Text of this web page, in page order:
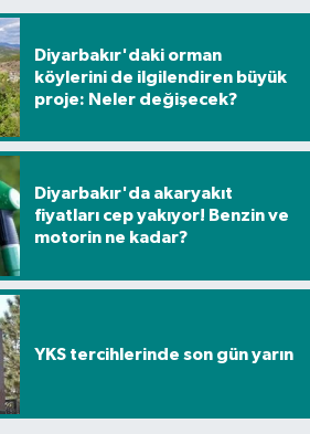
Diyarbakır'daki orman
köylerini de ilgilendiren büyük
proje: Neler değişecek?
Diyarbakır'da akaryakıt
fiyatları cep yakıyor! Benzin ve
motorin ne kadar?
YKS tercihlerinde son gün yarın